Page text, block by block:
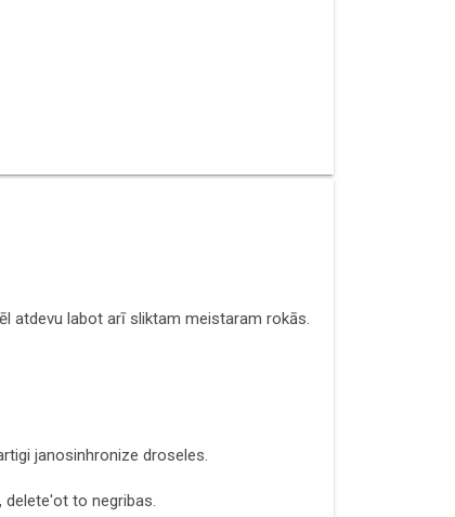
atdevu labot arī sliktam meistaram rokās.
janosinhronize droseles.
delete'ot to negribas.